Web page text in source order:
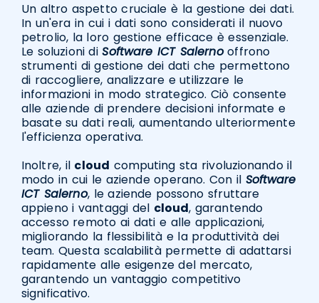
Un altro aspetto cruciale è la gestione dei dati.
In un'era in cui i dati sono considerati il nuovo
petrolio, la loro gestione efficace è essenziale.
Le soluzioni diSoftware ICT Salernooffrono
strumenti di gestione dei dati che permettono
di raccogliere, analizzare e utilizzare le
informazioni in modo strategico. Ciò consente
alle aziende di prendere decisioni informate e
basate su dati reali, aumentando ulteriormente
l'efficienza operativa.
Inoltre, il cloud computing sta rivoluzionando il
modo in cui le aziende operano. Con il Software
ICT Salerno, le aziende possono sfruttare
appieno i vantaggi del cloud, garantendo
accesso remoto ai dati e alle applicazioni,
migliorando la flessibilità e la produttività dei
team. Questa scalabilità permette di adattarsi
rapidamente alle esigenze del mercato,
garantendo un vantaggio competitivo
significativo.